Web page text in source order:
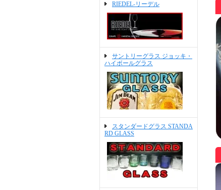
RIEDEL-リーデル
サントリーグラス ジョッキ・
ハイボールグラス
スタンダードグラス STANDA
RD GLASS